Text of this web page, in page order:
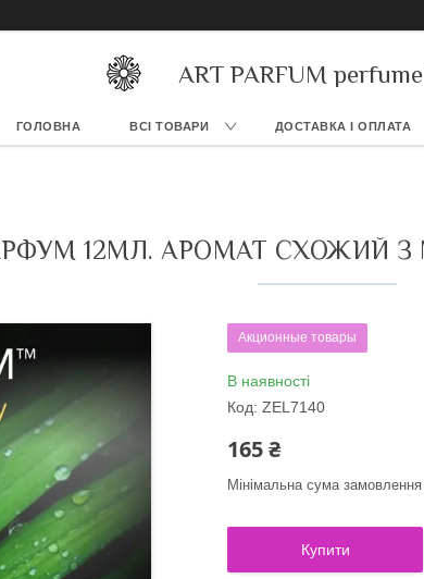
ART PARFUM
ГОЛОВНА ВСІ ТОВАРИ ДОСТАВКА І ОПЛАТА
12МЛ. АРОМАТ СХОЖИЙ З
Акционные товары
В наявності
Код: ZEL7140
165 ₴
Мінімальна сума
Купити